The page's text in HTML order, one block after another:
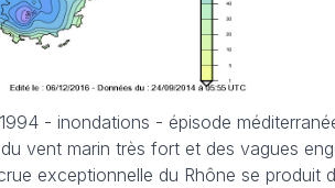
- inondations - épisode
vent marin très fort et des vagues
exceptionnelle du Rhône se produit